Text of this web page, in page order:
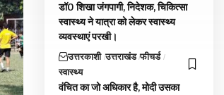
डॉ0 शिखा जंगपागी, निदेशक, चिकित्सा
स्वास्थ्य ने यात्रा को लेकर स्वास्थ्य
व्यवस्थाएं परखी।
उत्तरकाशी उत्तराखंड फीचर्ड
स्वास्थ्य
वंचित का जो अधिकार है, मोदी उसका